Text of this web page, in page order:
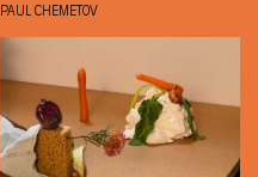
PAUL CHEMETOV